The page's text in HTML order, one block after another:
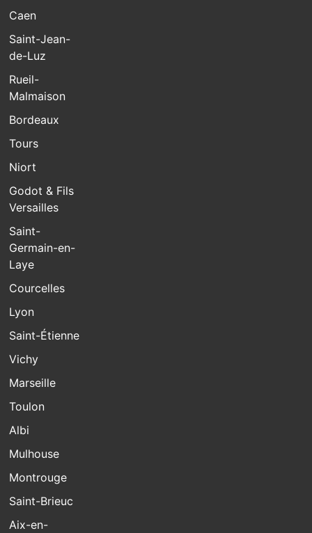
Caen
Saint-Jean-
de-Luz
Rueil-
Malmaison
Bordeaux
Tours
Niort
Godot & Fils
Versailles
Saint-
Germain-en-
Laye
Courcelles
Lyon
Saint-Étienne
Vichy
Marseille
Toulon
Albi
Mulhouse
Montrouge
Saint-Brieuc
Aix-en-